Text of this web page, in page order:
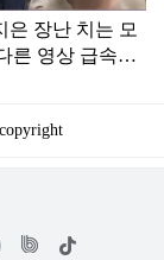
은 장난 치는 모
른 영상 급속
copyright
위
틱